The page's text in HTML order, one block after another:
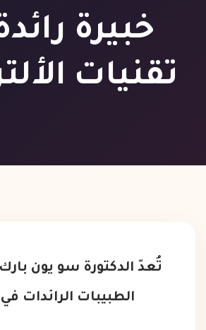
خبيرة
تقنيات
تُعدّ الدكتورة سو يون
الطبيبات الرائدات